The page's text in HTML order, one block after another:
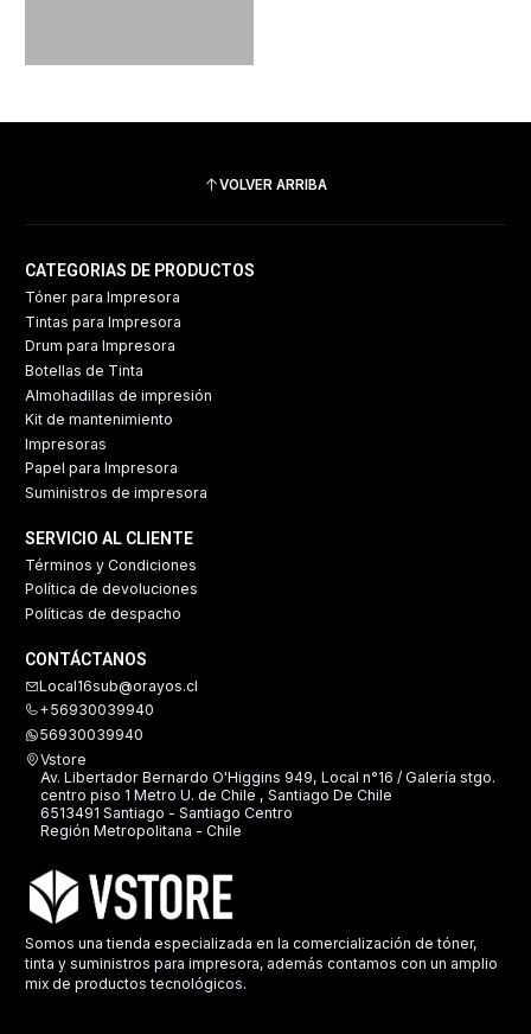
VOLVER ARRIBA
CATEGORIAS DE PRODUCTOS
Tóner para Impresora
Tintas para Impresora
Drum para Impresora
Botellas de Tinta
Almohadillas de impresión
Kit de mantenimiento
Impresoras
Papel para Impresora
Suministros de impresora
SERVICIO AL CLIENTE
Términos y Condiciones
Política de devoluciones
Políticas de despacho
CONTÁCTANOS
Local16sub@orayos.cl
+56930039940
56930039940
Vstore
Av. Libertador Bernardo O'Higgins 949, Local n°16 / Galería stgo.
centro piso 1 Metro U. de Chile , Santiago De Chile
6513491 Santiago - Santiago Centro
Región Metropolitana - Chile
Somos una tienda especializada en la comercialización de tóner,
tinta y suministros para impresora, además contamos con un amplio
mix de productos tecnológicos.